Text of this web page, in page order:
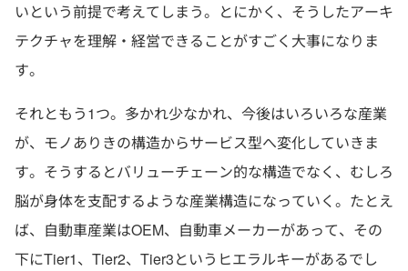
いという前提で考えてしまう。とにかく、そうしたアーキ
テクチャを理解・経営できることがすごく大事になりま
す。
それともう1つ。多かれ少なかれ、今後はいろいろな産業
が、モノありきの構造からサービス型へ変化していきま
す。そうするとバリューチェーン的な構造でなく、むしろ
脳が身体を支配するような産業構造になっていく。たとえ
ば、自動車産業はOEM、自動車メーカーがあって、その
下にTier1、Tier2、Tier3というヒエラルキーがあるでし